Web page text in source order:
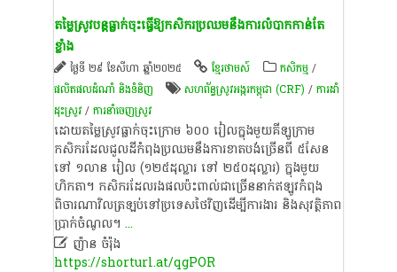
តម្លៃ​ស្រូវបន្ត​ធ្លាក់​ចុះធ្វើឱ្យកសិករ​ប្រឈម​នឹង​ការ​លំបាក​កាន់​តែ​
ខ្លាំង
ថ្ងៃទី ២៩ ខែសីហា ឆ្នាំ២០២៥ ខ្មែរថាមស៍ កសិកម្ម/
ផលិតផលដំណាំ និងទំនិញ
សហព័ន្ធស្រូវអង្ករកម្ពុជា (CRF) /ការដាំ
ដុះស្រូវ/ការនាំចេញស្រូវ
ដោយ​តម្លៃ​ស្រូវ​ធ្លាក់​ចុះ​ក្រោម ៦០០ រៀល​ក្នុង​មួយ​គីឡូក្រាម
កសិករ​ដែល​ជួល​ដី​កំពុង​ប្រឈម​នឹង​ការ​ខាត​បង់​ច្រើន​ពី ៥សែន
ទៅ ១លាន រៀល (១២៥ដុល្លារ ទៅ ២៥០ដុល្លារ) ក្នុង​មួយ​
ហិកតា។ កសិករ​ដែល​រង​ផល​ប៉ះពាល់​ជា​ច្រើន​នាក់​ឥឡូវ​កំពុង​
ពិចារណា​វិល​ត្រឡប់​ទៅ​ប្រទេស​ថៃ​វិញ​ដើម្បី​ការងារ និង​សុវត្ថិភាព​
ប្រាក់​ចំណូល។ ...
ញ៉ា​ន​ ​ចំ​រ៉ុ​ង
https://shorturl.at/qgPOR